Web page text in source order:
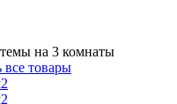
на 3 комнаты
все товары